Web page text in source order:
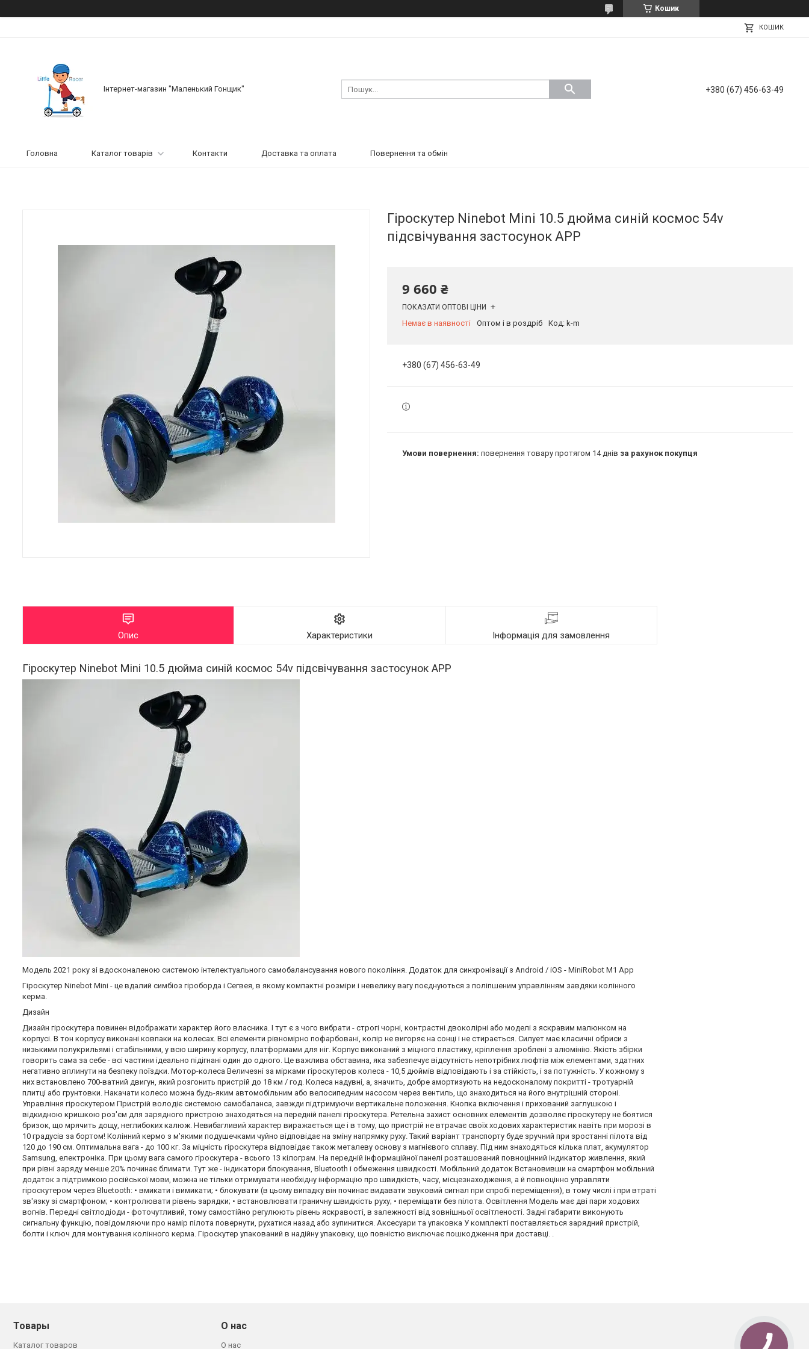
Кошик
КОШИК
Інтернет-магазин "Маленький Гонщик" +380 (67) 456-63-49
Головна Каталог товарів Контакти Доставка та оплата Повернення та обмін
Гіроскутер Ninebot Mini 10.5 дюйма синій космос 54v
підсвічування застосунок APP
9 660 ₴
ПОКАЗАТИ ОПТОВІ ЦІНИ
Немає в наявності Оптом і в роздріб Код: k-m
+380 (67) 456-63-49
повернення товару протягом 14 днів за рахунок покупця
Опис Характеристики Інформація для замовлення
Гіроскутер Ninebot Mini 10.5 дюйма синій космос 54v підсвічування застосунок APP
Модель 2021 року зі вдосконаленою системою інтелектуального самобалансування нового покоління. Додаток для синхронізації з Android / iOS - MiniRobot M1 App
Гіроскутер Ninebot Mini - це вдалий симбіоз гіроборда і Сегвея, в якому компактні розміри і невелику вагу поєднуються з поліпшеним управлінням завдяки колінного
керма.
Дизайн
Дизайн гіроскутера повинен відображати характер його власника. І тут є з чого вибрати - строгі чорні, контрастні двоколірні або моделі з яскравим малюнком на
корпусі. В тон корпусу виконані ковпаки на колесах. Всі елементи рівномірно пофарбовані, колір не вигоряє на сонці і не стирається. Силует має класичні обриси з
низькими полукрильямі і стабільними, у всю ширину корпусу, платформами для ніг. Корпус виконаний з міцного пластику, кріплення зроблені з алюмінію. Якість збірки
говорить сама за себе - всі частини ідеально підігнані один до одного. Це важлива обставина, яка забезпечує відсутність непотрібних люфтів між елементами, здатних
негативно вплинути на безпеку поїздки. Мотор-колеса Величезні за мірками гіроскутеров колеса - 10,5 дюймів відповідають і за стійкість, і за потужність. У кожному з
них встановлено 700-ватний двигун, який розгонить пристрій до 18 км / год. Колеса надувні, а, значить, добре амортизують на недосконалому покритті - тротуарній
плитці або грунтовки. Накачати колесо можна будь-яким автомобільним або велосипедним насосом через вентиль, що знаходиться на його внутрішній стороні.
Управління гіроскутером Пристрій володіє системою самобаланса, завжди підтримуючи вертикальне положення. Кнопка включення і прихований заглушкою і
відкидною кришкою роз'єм для зарядного пристрою знаходяться на передній панелі гіроскутера. Ретельна захист основних елементів дозволяє гіроскутеру не боятися
бризок, що мрячить дощу, неглибоких калюж. Невибагливий характер виражається ще і в тому, що пристрій не втрачає своїх ходових характеристик навіть при морозі в
10 градусів за бортом! Колінний кермо з м'якими подушечками чуйно відповідає на зміну напрямку руху. Такий варіант транспорту буде зручний при зростанні пілота від
120 до 190 см. Оптимальна вага - до 100 кг. За міцність гіроскутера відповідає також металеву основу з магнієвого сплаву. Під ним знаходяться кілька плат, акумулятор
Samsung, електроніка. При цьому вага самого гіроскутера - всього 13 кілограм. На передній інформаційної панелі розташований повноцінний індикатор живлення, який
при рівні заряду менше 20% починає блимати. Тут же - індикатори блокування, Bluetooth і обмеження швидкості. Мобільний додаток Встановивши на смартфон мобільний
додаток з підтримкою російської мови, можна не тільки отримувати необхідну інформацію про швидкість, часу, місцезнаходження, а й повноцінно управляти
гіроскутером через Bluetooth: • вмикати і вимикати; • блокувати (в цьому випадку він починає видавати звуковий сигнал при спробі переміщення), в тому числі і при втраті
зв'язку зі смартфоном; • контролювати рівень зарядки; • встановлювати граничну швидкість руху; • переміщати без пілота. Освітлення Модель має дві пари ходових
вогнів. Передні світлодіоди - фоточутливий, тому самостійно регулюють рівень яскравості, в залежності від зовнішньої освітленості. Задні габарити виконують
сигнальну функцію, повідомляючи про намір пілота повернути, рухатися назад або зупинитися. Аксесуари та упаковка У комплекті поставляється зарядний пристрій,
болти і ключ для монтування колінного керма. Гіроскутер упакований в надійну упаковку, що повністю виключає пошкодження при доставці. .
Товары
Каталог товаров
О нас
О нас